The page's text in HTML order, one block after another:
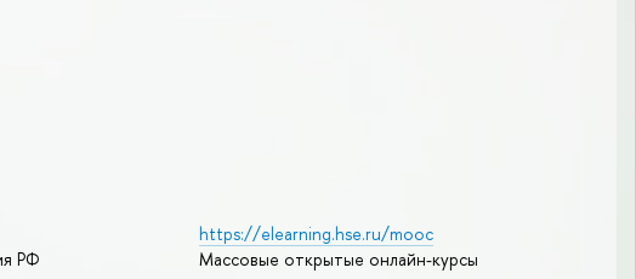
РФ
https://elearning.hse.ru/mooc
Массовые открытые онлайн-курсы